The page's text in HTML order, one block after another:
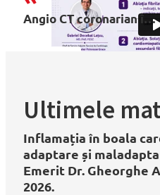
Angio CT coronarian în diagnosticul bolii aterosclerotice coronariene – de la ghiduri la ”real life”. Radiolog (Dr. Ofelia Niță) versus cardiolog intervenționist (Dr. Nicolae Cârstea) versus cardiolog non-intervenționist (moderator Dr. Gabriel Tatu-Chițoiu). 28 mai 2026.
Ultimele
Inflamația în boala
adaptare și
Emerit Dr. Gheorghe
2026.